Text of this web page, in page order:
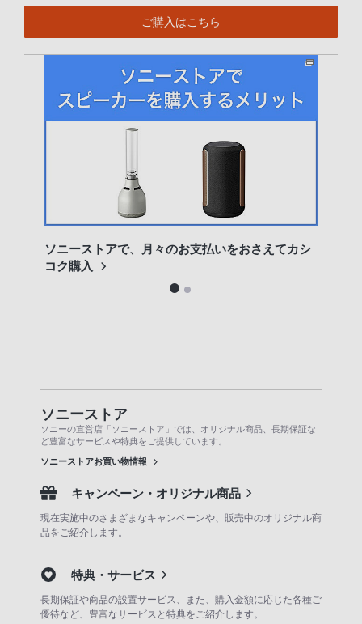
ご購入はこちら
ソニーストアで、月々のお支払いをおさえてカシ
コク購入
ソニーストア
ソニーの直営店「ソニーストア」では、オリジナル商品、長期保証な
ど豊富なサービスや特典をご提供しています。
ソニーストアお買い物情報
キャンペーン・オリジナル商品
現在実施中のさまざまなキャンペーンや、販売中のオリジナル商
品をご紹介します。
特典・サービス
長期保証や商品の設置サービス、また、購入金額に応じた各種ご
優待など、豊富なサービスと特典をご紹介します。